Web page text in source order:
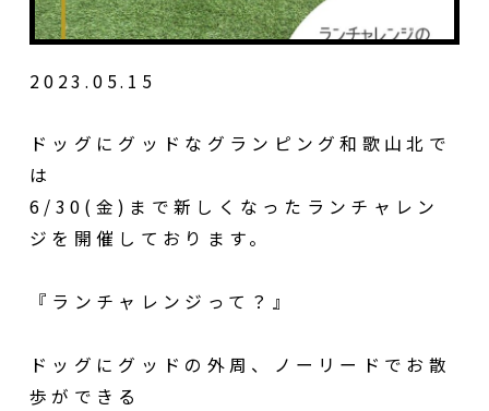
2023.05.15
ドッグにグッドなグランピング和歌山北で
は
6/30(金)まで新しくなったランチャレン
ジを開催しております。
『ランチャレンジって？』
ドッグにグッドの外周、ノーリードでお散
歩ができる